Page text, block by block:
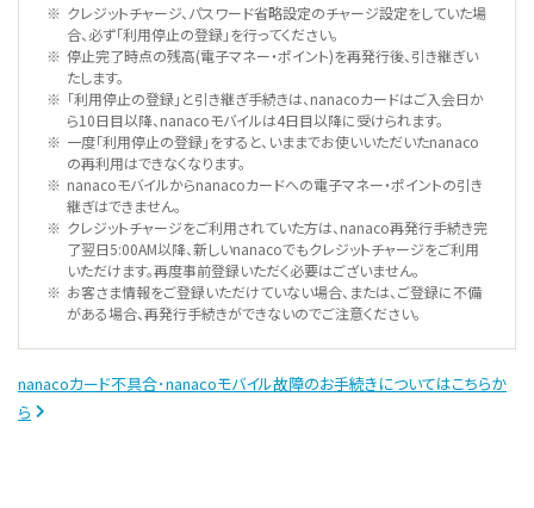
クレジットチャージ、パスワード省略設定のチャージ設定をしていた場
合、必ず「利用停止の登録」を行ってください。
停止完了時点の残高(電子マネー・ポイント)を再発行後、引き継ぎい
たします。
「利用停止の登録」と引き継ぎ手続きは、nanacoカードはご入会日か
ら10日目以降、nanacoモバイルは4日目以降に受けられます。
一度「利用停止の登録」をすると、いままでお使いいただいたnanaco
の再利用はできなくなります。
nanacoモバイルからnanacoカードへの電子マネー・ポイントの引き
継ぎはできません。
クレジットチャージをご利用されていた方は、nanaco再発行手続き完
了翌日5:00AM以降、新しいnanacoでもクレジットチャージをご利用
いただけます。再度事前登録いただく必要はございません。
お客さま情報をご登録いただけていない場合、または、ご登録に不備
がある場合、再発行手続きができないのでご注意ください。
nanacoカード不具合･nanacoモバイル故障のお手続きについてはこちらか
ら